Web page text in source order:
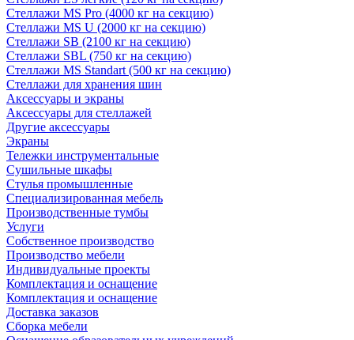
Стеллажи MS Pro (4000 кг на секцию)
Стеллажи MS U (2000 кг на секцию)
Стеллажи SB (2100 кг на секцию)
Стеллажи SBL (750 кг на секцию)
Стеллажи MS Standart (500 кг на секцию)
Стеллажи для хранения шин
Аксессуары и экраны
Аксессуары для стеллажей
Другие аксессуары
Экраны
Тележки инструментальные
Сушильные шкафы
Стулья промышленные
Специализированная мебель
Производственные тумбы
Услуги
Собственное производство
Производство мебели
Индивидуальные проекты
Комплектация и оснащение
Комплектация и оснащение
Доставка заказов
Сборка мебели